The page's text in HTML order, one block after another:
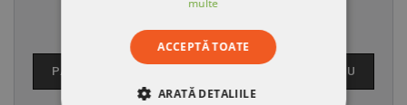
PANTOFI ȘI SABOȚI DIAN
PANTOFI DE PROTECȚIE BOCANCI DE LUCRU
ACCEPTĂ TOATE
ARATĂ DETALIILE